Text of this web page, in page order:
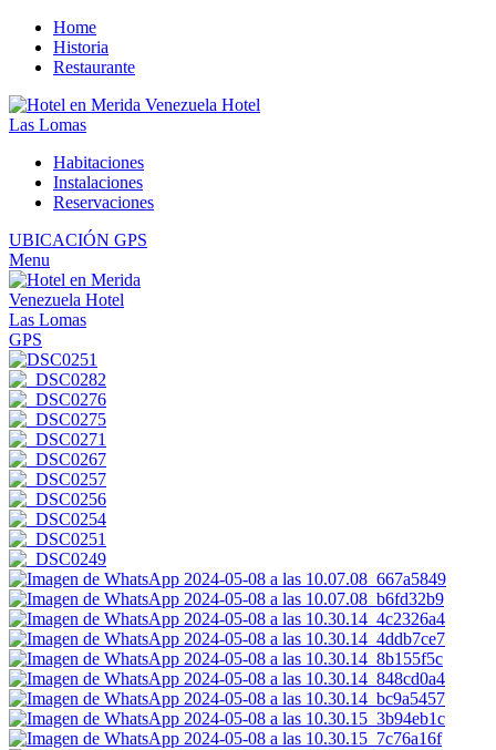
Home
Historia
Restaurante
Habitaciones
Instalaciones
Reservaciones
UBICACIÓN GPS
Menu
GPS